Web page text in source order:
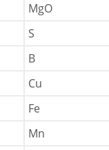
MgO
S
B
Cu
Fe
Mn